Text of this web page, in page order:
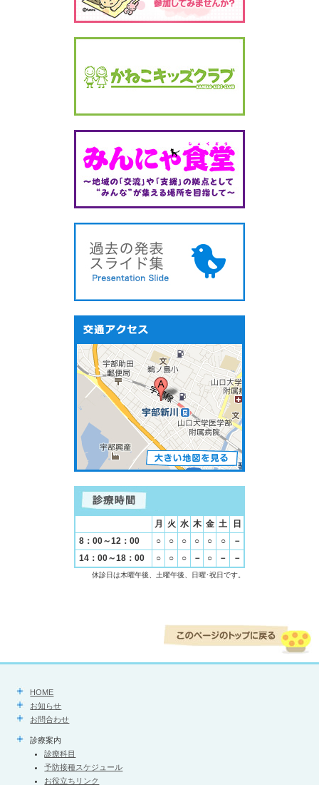
月 火 水 木 金 土
日
8：00～12：00
○ ○ ○ ○ ○ ○
－
14：00～18：00
○ ○ ○ － ○ － －
休診日は木曜午後、土曜午後、日曜･祝日です。
HOME
お知らせ
お問合わせ
診療案内
診療科目
予防接種スケジュール
お役立ちリンク